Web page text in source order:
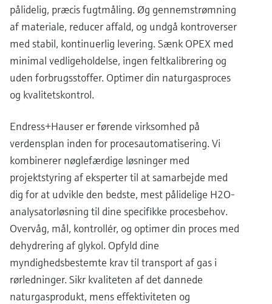
pålidelig, præcis fugtmåling. Øg gennemstrømning
af materiale, reducer affald, og undgå kontroverser
med stabil, kontinuerlig levering. Sænk OPEX med
minimal vedligeholdelse, ingen feltkalibrering og
uden forbrugsstoffer. Optimer din naturgasproces
og kvalitetskontrol.
Endress+Hauser er førende virksomhed på
verdensplan inden for procesautomatisering. Vi
kombinerer nøglefærdige løsninger med
projektstyring af eksperter til at samarbejde med
dig for at udvikle den bedste, mest pålidelige H2O-
analysatorløsning til dine specifikke procesbehov.
Overvåg, mål, kontrollér, og optimer din proces med
dehydrering af glykol. Opfyld dine
myndighedsbestemte krav til transport af gas i
rørledninger. Sikr kvaliteten af det dannede
naturgasprodukt, mens effektiviteten og